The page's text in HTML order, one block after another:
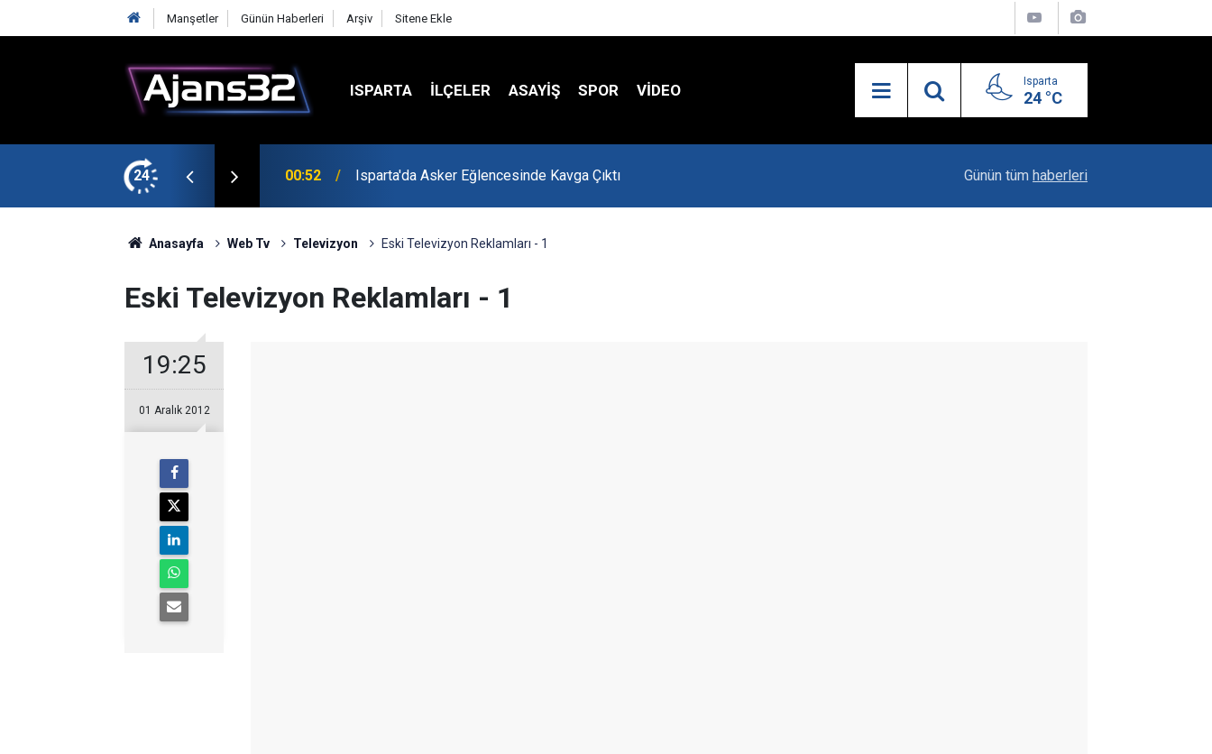
Manşetler Günün Haberleri Arşiv Sitene Ekle
ISPARTA İLÇELER ASAYİŞ SPOR VIDEO Isparta
24 °C
24 00:52 Isparta'da Asker Eğlencesinde Kavga Çıktı Uzaktan Hasta Değerlendirme Sistemi İle Yeni
Günün tüm haberleri
Anasayfa Web Tv Televizyon Eski Televizyon Reklamları - 1
Eski Televizyon Reklamları - 1
19:25
01 Aralık 2012